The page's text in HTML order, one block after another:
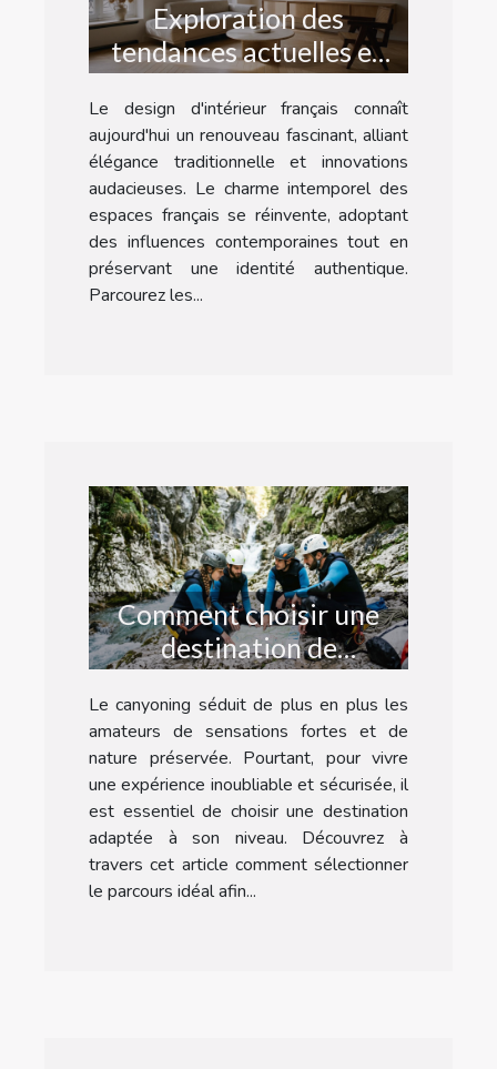
Exploration des
tendances actuelles en
design d'intérieur
français
Le design d'intérieur français connaît
aujourd'hui un renouveau fascinant, alliant
élégance traditionnelle et innovations
audacieuses. Le charme intemporel des
espaces français se réinvente, adoptant
des influences contemporaines tout en
préservant une identité authentique.
Parcourez les...
Comment choisir une
destination de
canyoning adaptée à
votre niveau ?
Le canyoning séduit de plus en plus les
amateurs de sensations fortes et de
nature préservée. Pourtant, pour vivre
une expérience inoubliable et sécurisée, il
est essentiel de choisir une destination
adaptée à son niveau. Découvrez à
travers cet article comment sélectionner
le parcours idéal afin...